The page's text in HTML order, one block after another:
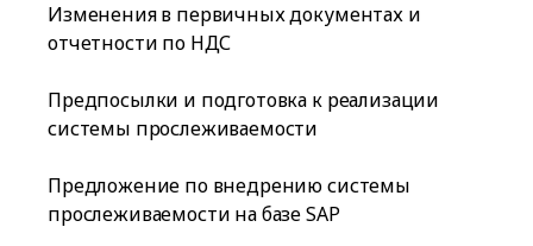
Изменения в первичных документах и
отчетности по НДС
Предпосылки и подготовка к реализации
системы прослеживаемости
Предложение по внедрению системы
прослеживаемости на базе SAP